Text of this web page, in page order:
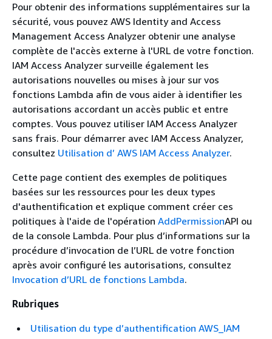
Pour obtenir des informations supplémentaires sur la
sécurité, vous pouvez AWS Identity and Access
Management Access Analyzer obtenir une analyse
complète de l'accès externe à l'URL de votre fonction.
IAM Access Analyzer surveille également les
autorisations nouvelles ou mises à jour sur vos
fonctions Lambda afin de vous aider à identifier les
autorisations accordant un accès public et entre
comptes. Vous pouvez utiliser IAM Access Analyzer
sans frais. Pour démarrer avec IAM Access Analyzer,
consultez Utilisation d’ AWS IAM Access Analyzer.
Cette page contient des exemples de politiques
basées sur les ressources pour les deux types
d'authentification et explique comment créer ces
politiques à l'aide de l'opération AddPermissionAPI ou
de la console Lambda. Pour plus d’informations sur la
procédure d’invocation de l’URL de votre fonction
après avoir configuré les autorisations, consultez
Invocation d’URL de fonctions Lambda.
Rubriques
Utilisation du type d’authentification AWS_IAM